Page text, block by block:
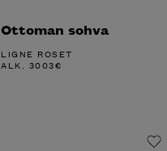
Ottoman sohva
LIGNE ROSET
ALK. 3003€